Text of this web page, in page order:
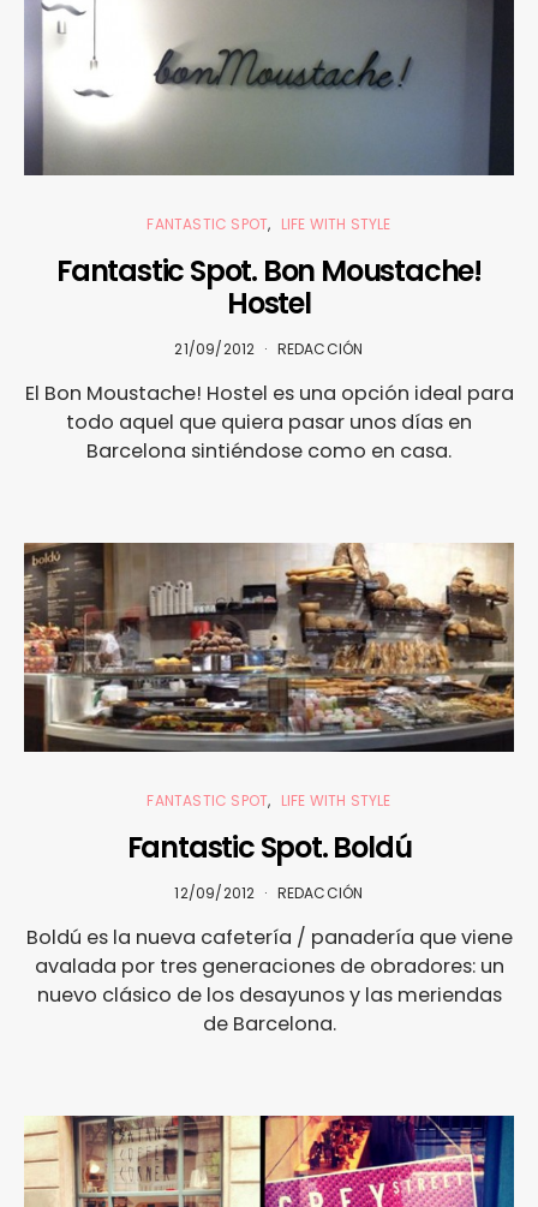
FANTASTIC SPOT LIFE WITH STYLE
Fantastic Spot. Bon Moustache!
Hostel
21/09/2012 REDACCIÓN
El Bon Moustache! Hostel es una opción ideal para
todo aquel que quiera pasar unos días en
Barcelona sintiéndose como en casa.
FANTASTIC SPOT LIFE WITH STYLE
Fantastic Spot. Boldú
12/09/2012 REDACCIÓN
Boldú es la nueva cafetería / panadería que viene
avalada por tres generaciones de obradores: un
nuevo clásico de los desayunos y las meriendas
de Barcelona.